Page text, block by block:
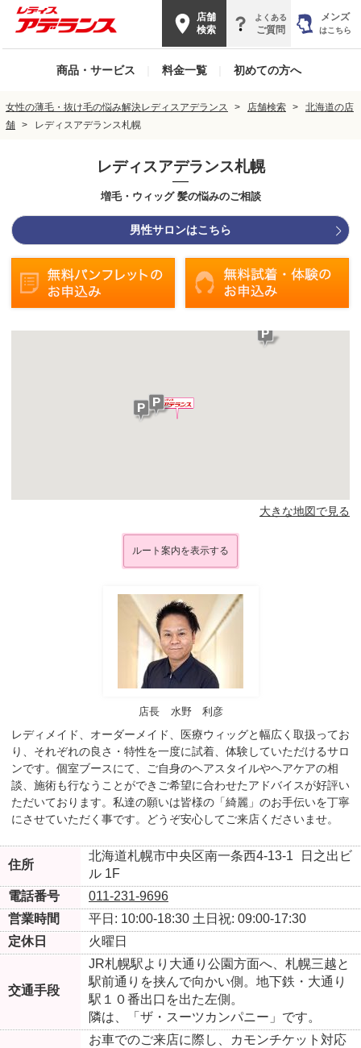
店舗
検索
よくある
ご質問
メンズ
はこちら
商品・サービス 料金一覧 初めての方へ
女性の薄毛・抜け毛の悩み解決レディスアデランス 店舗検索
北海道の店
舗
レディスアデランス札幌
レディスアデランス札幌
増毛・ウィッグ 髪の悩みのご相談
男性サロンはこちら
大きな地図で見る
ルート案内を表示する
店長 水野 利彦
レディメイド、オーダーメイド、医療ウィッグと幅広く取扱ってお
り、それぞれの良さ・特性を一度に試着、体験していただけるサロ
ンです。個室ブースにて、ご自身のヘアスタイルやヘアケアの相
談、施術も行なうことができご希望に合わせたアドバイスが好評い
ただいております。私達の願いは皆様の「綺麗」のお手伝いを丁寧
にさせていただく事です。どうぞ安心してご来店くださいませ。
住所
北海道札幌市中央区南一条西4-13-1
日之出ビ
ル 1F
電話番号
011-231-9696
営業時間
平日: 10:00-18:30 土日祝: 09:00-17:30
定休日
火曜日
交通手段
JR札幌駅より大通り公園方面へ、札幌三越と
駅前通りを挟んで向かい側。地下鉄・大通り
駅１０番出口を出た左側。
隣は、「ザ・スーツカンパニー」です。
お車でのご来店に際し、カモンチケット対応